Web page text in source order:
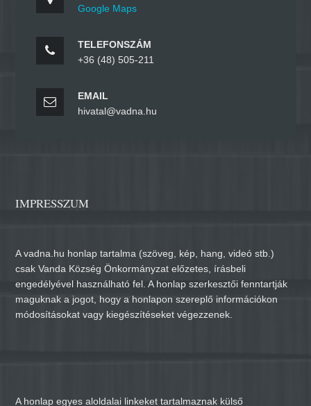
Google Maps
TELEFONSZÁM
+36 (48) 505-211
EMAIL
hivatal@vadna.hu
IMPRESSZUM
A vadna.hu honlap tartalma (szöveg, kép, hang, videó stb.)
csak Vanda Község Önkormányzat előzetes, írásbeli
engedélyével használható fel. A honlap szerkesztői fenntartják
maguknak a jogot, hogy a honlapon szereplő információkon
módosításokat vagy kiegészítéseket végezzenek.
A honlap egyes aloldalai linkeket tartalmaznak külső